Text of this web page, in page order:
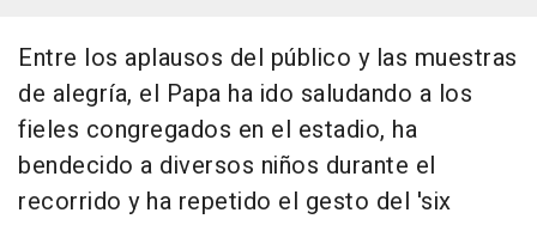
Entre los aplausos del público y las muestras
de alegría, el Papa ha ido saludando a los
fieles congregados en el estadio, ha
bendecido a diversos niños durante el
recorrido y ha repetido el gesto del 'six